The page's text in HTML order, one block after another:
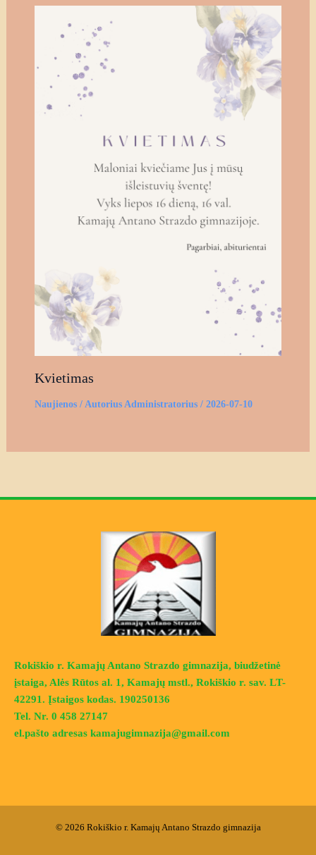
Kvietimas
Naujienos/ Autorius Administratorius / 2026-07-10
Rokiškio r. Kamajų Antano Strazdo gimnazija, biudžetinė
įstaiga, Alės Rūtos al. 1, Kamajų mstl., Rokiškio r. sav. LT-
42291. Įstaigos kodas. 190250136
Tel. Nr. 0 458 27147
el.pašto adresas kamajugimnazija@gmail.com
© 2026 Rokiškio r. Kamajų Antano Strazdo gimnazija